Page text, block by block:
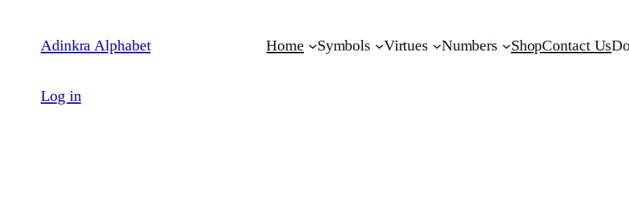
content
Adinkra Alphabet Home Symbols Virtues Numbers ShopContact Us
Log in